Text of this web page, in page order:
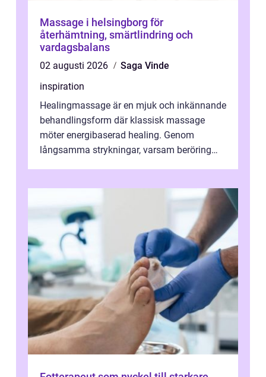
Massage i helsingborg för
återhämtning, smärtlindring och
vardagsbalans
02 augusti 2026
Saga Vinde
inspiration
Healingmassage är en mjuk och inkännande
behandlingsform där klassisk massage
möter energibaserad healing. Genom
långsamma strykningar, varsam beröring